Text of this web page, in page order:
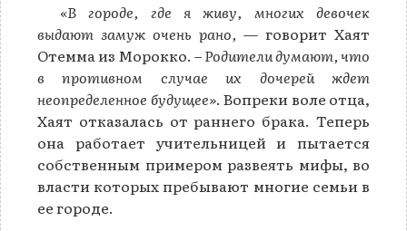
«В городе, где я живу, многих девочек
выдают замуж очень рано, — говорит Хаят
Отемма из Морокко. –Родители думают, что
в противном случае их дочерей ждет
неопределенное будущее». Вопреки воле отца,
Хаят отказалась от раннего брака. Теперь
она работает учительницей и пытается
собственным примером развеять мифы, во
власти которых пребывают многие семьи в
ее городе.